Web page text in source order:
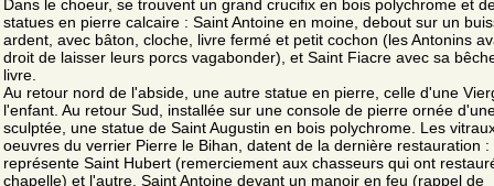
Dans le choeur, se trouvent un grand crucifix en bois polychrome et
statues en pierre calcaire : Saint Antoine en moine, debout sur un
ardent, avec bâton, cloche, livre fermé et petit cochon (les Antonins
droit de laisser leurs porcs vagabonder), et Saint Fiacre avec sa
livre.
Au retour nord de l'abside, une autre statue en pierre, celle d'une
l'enfant. Au retour Sud, installée sur une console de pierre ornée
sculptée, une statue de Saint Augustin en bois polychrome. Les
oeuvres du verrier Pierre le Bihan, datent de la dernière restauration :
représente Saint Hubert (remerciement aux chasseurs qui ont
chapelle) et l'autre, Saint Antoine devant un manoir en feu (rappel de